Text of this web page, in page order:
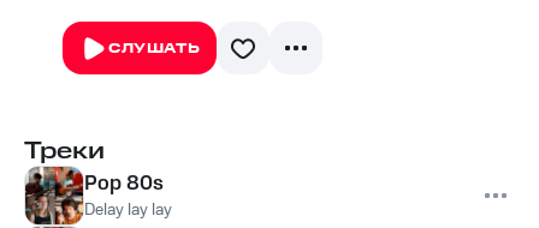
СЛУШАТЬ
Треки
Pop 80s
Delay lay lay